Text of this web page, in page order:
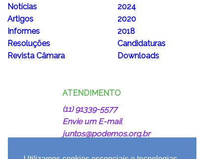
Notícias
Artigos
Informes
Resoluções
Revista Câmara
2024
2020
2018
Candidaturas
Downloads
ATENDIMENTO
(11) 91339-5577
Envie um E-mail
juntos@podemos.org.br